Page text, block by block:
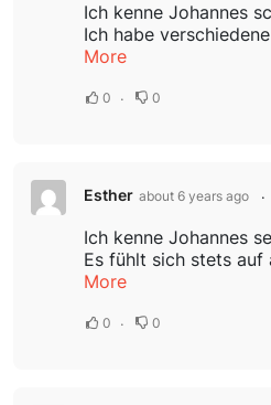
Ich habe verschiedene hellsichtige Menschen kennengelernt,aber nie
More
0 0
Esther about 6 years ago
Es fühlt sich stets auf allen Ebenen
More
0 0